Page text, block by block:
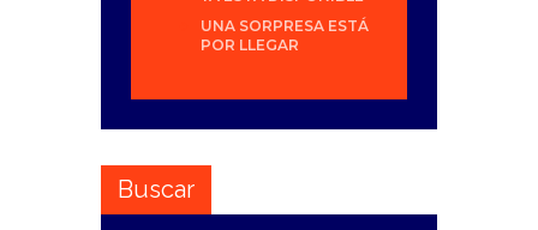
UNA SORPRESA ESTÁ
POR LLEGAR
Buscar